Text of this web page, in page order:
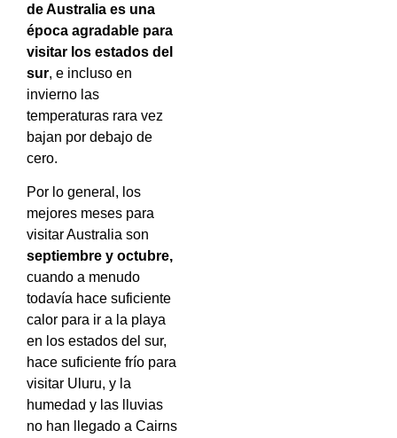
de Australia es una
época agradable para
visitar los estados del
sur, e incluso en
invierno las
temperaturas rara vez
bajan por debajo de
cero.
Por lo general, los
mejores meses para
visitar Australia son
septiembre y octubre,
cuando a menudo
todavía hace suficiente
calor para ir a la playa
en los estados del sur,
hace suficiente frío para
visitar Uluru, y la
humedad y las lluvias
no han llegado a Cairns